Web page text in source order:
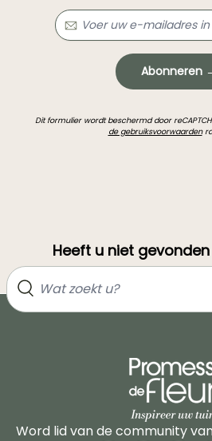
Abonneren
Dit formulier wordt beschermd door
de gebruiksvoorwaarden
Heeft u niet
Word lid van de community